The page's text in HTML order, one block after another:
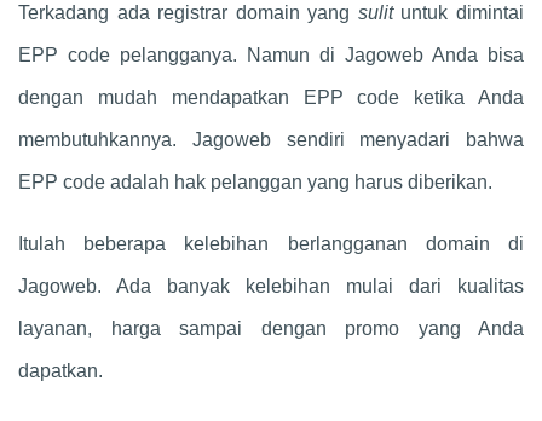
Terkadang ada registrar domain yang sulit untuk dimintai
EPP code pelangganya. Namun di Jagoweb Anda bisa
dengan mudah mendapatkan EPP code ketika Anda
membutuhkannya. Jagoweb sendiri menyadari bahwa
EPP code adalah hak pelanggan yang harus diberikan.
Itulah beberapa kelebihan berlangganan domain di
Jagoweb. Ada banyak kelebihan mulai dari kualitas
layanan, harga sampai dengan promo yang Anda
dapatkan.